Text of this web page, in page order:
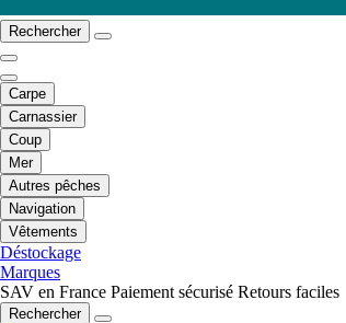
Rechercher
Carpe
Carnassier
Coup
Mer
Autres pêches
Navigation
Vêtements
Déstockage
Marques
SAV en France Paiement sécurisé Retours faciles
Rechercher